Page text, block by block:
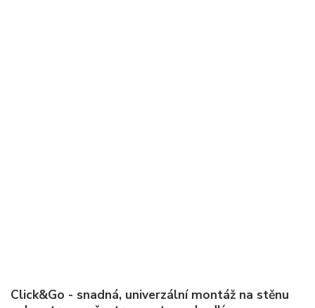
Click&Go - snadná, univerzální montáž na stěnu